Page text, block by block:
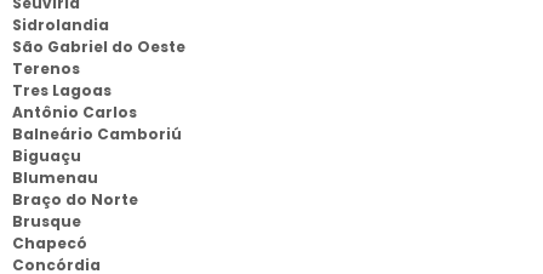
Sidrolandia
São Gabriel do Oeste
Terenos
Tres Lagoas
Antônio Carlos
Balneário Camboriú
Biguaçu
Blumenau
Braço do Norte
Brusque
Chapecó
Concórdia